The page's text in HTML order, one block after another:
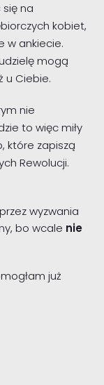
na
kobiet,
w ankiecie.
mogą
u Ciebie.
nie
to więc miły
które zapiszą
Rewolucji.
wyzwania
bo wcale nie
już